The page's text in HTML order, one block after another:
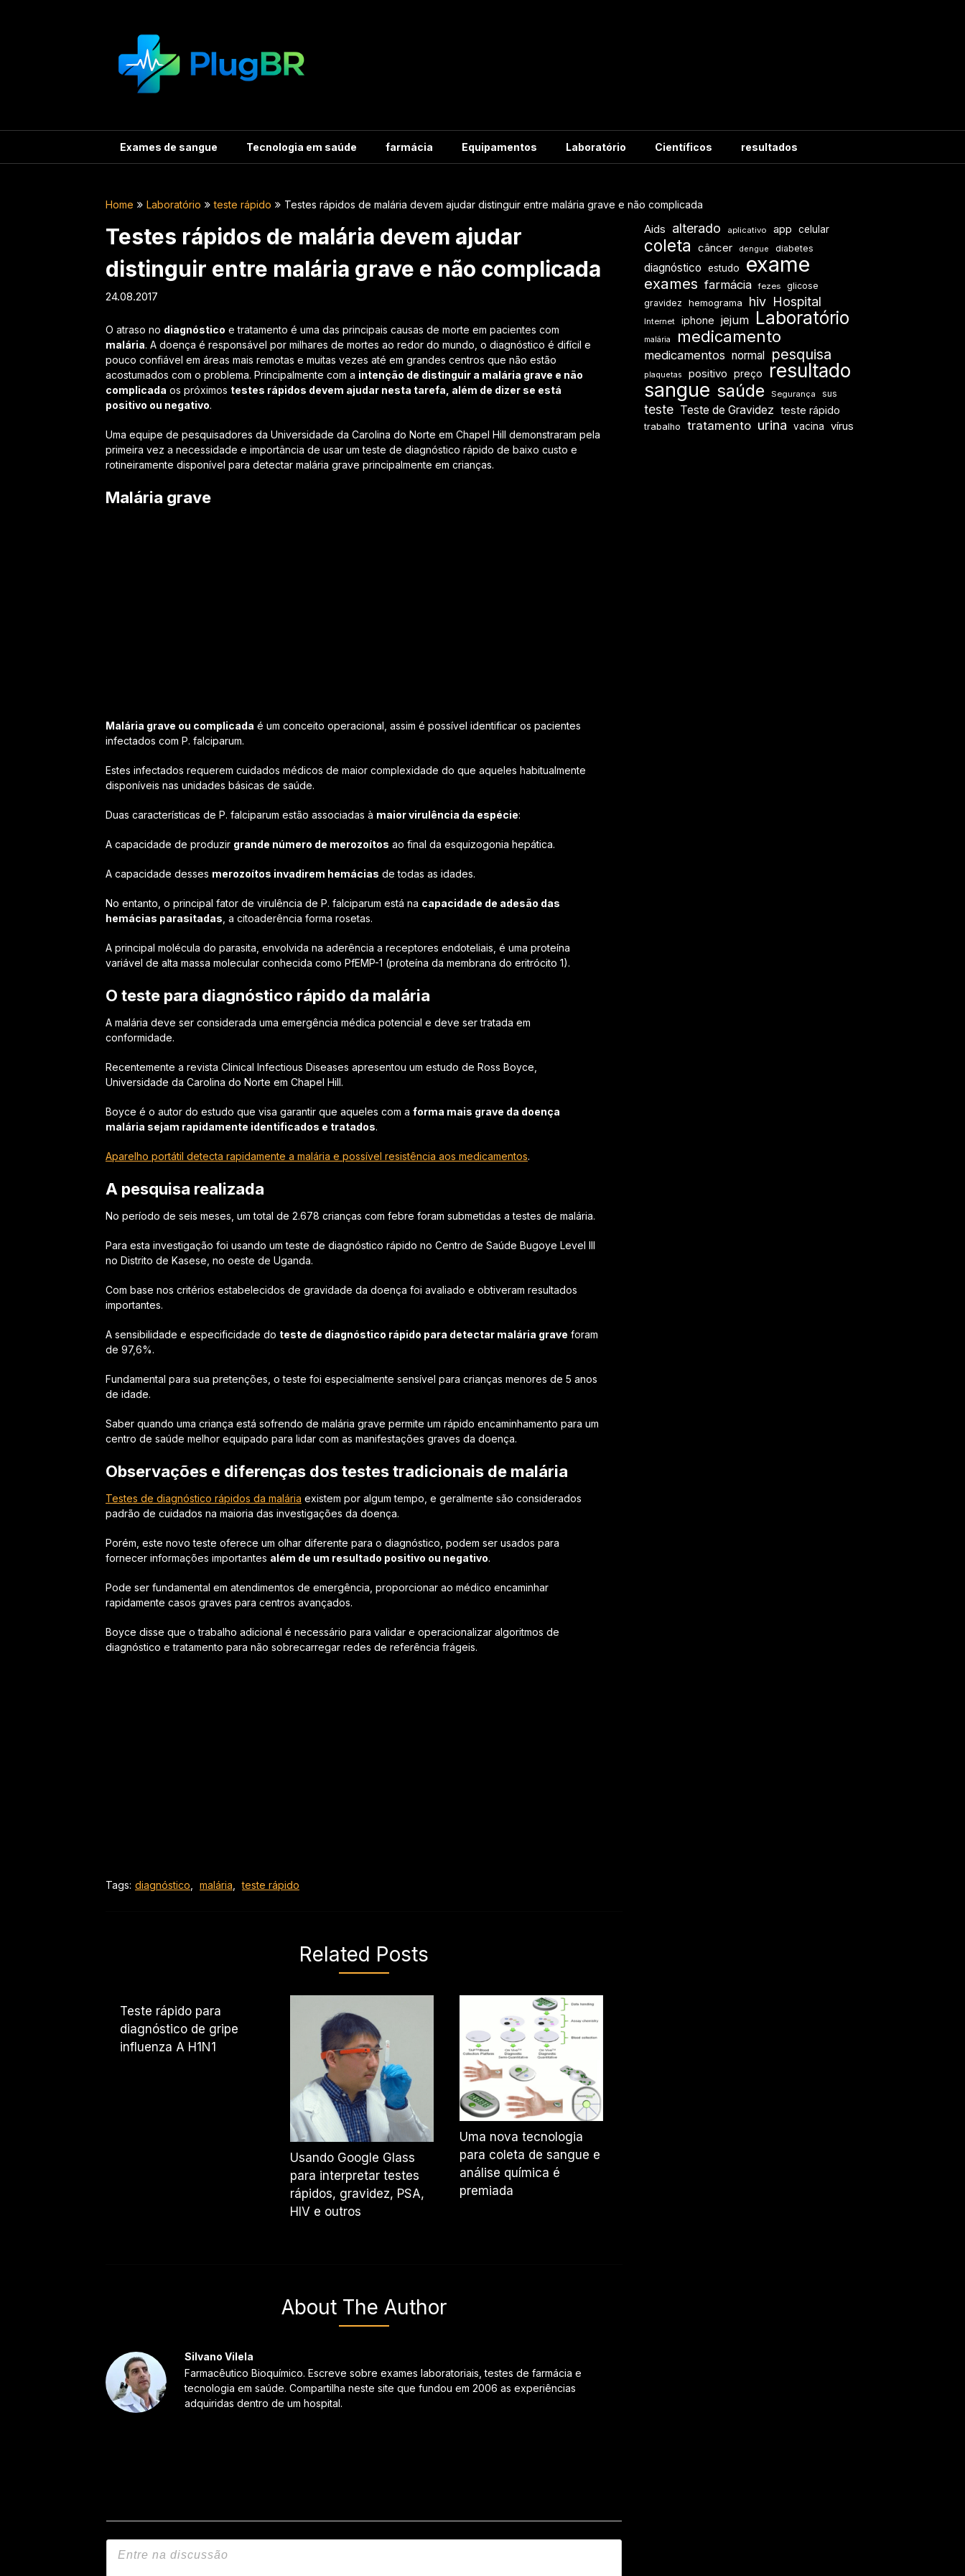
Exames de sangue Tecnologia em saúde farmácia Equipamentos Laboratório Científicos resultados
Home Laboratório teste rápido Testes rápidos de malária devem ajudar distinguir entre malária grave e não complicada
Testes rápidos de malária devem ajudar
distinguir entre malária grave e não complicada
24.08.2017
O atraso no diagnóstico e tratamento é uma das principais causas de morte em pacientes com
malária. A doença é responsável por milhares de mortes ao redor do mundo, o diagnóstico é difícil e
pouco confiável em áreas mais remotas e muitas vezes até em grandes centros que não estão
acostumados com o problema. Principalmente com a intenção de distinguir a malária grave e não
complicada os próximos testes rápidos devem ajudar nesta tarefa, além de dizer se está
positivo ou negativo.
Uma equipe de pesquisadores da Universidade da Carolina do Norte em Chapel Hill demonstraram pela
primeira vez a necessidade e importância de usar um teste de diagnóstico rápido de baixo custo e
rotineiramente disponível para detectar malária grave principalmente em crianças.
Malária grave
Malária grave ou complicada é um conceito operacional, assim é possível identificar os pacientes
infectados com P. falciparum.
Estes infectados requerem cuidados médicos de maior complexidade do que aqueles habitualmente
disponíveis nas unidades básicas de saúde.
Duas características de P. falciparum estão associadas à maior virulência da espécie:
A capacidade de produzir grande número de merozoítos ao final da esquizogonia hepática.
A capacidade desses merozoítos invadirem hemácias de todas as idades.
No entanto, o principal fator de virulência de P. falciparum está na capacidade de adesão das
hemácias parasitadas, a citoaderência forma rosetas.
A principal molécula do parasita, envolvida na aderência a receptores endoteliais, é uma proteína
variável de alta massa molecular conhecida como PfEMP-1 (proteína da membrana do eritrócito 1).
O teste para diagnóstico rápido da malária
A malária deve ser considerada uma emergência médica potencial e deve ser tratada em
conformidade.
Recentemente a revista Clinical Infectious Diseases apresentou um estudo de Ross Boyce,
Universidade da Carolina do Norte em Chapel Hill.
Boyce é o autor do estudo que visa garantir que aqueles com a forma mais grave da doença
malária sejam rapidamente identificados e tratados.
Aparelho portátil detecta rapidamente a malária e possível resistência aos medicamentos.
A pesquisa realizada
No período de seis meses, um total de 2.678 crianças com febre foram submetidas a testes de malária.
Para esta investigação foi usando um teste de diagnóstico rápido no Centro de Saúde Bugoye Level III
no Distrito de Kasese, no oeste de Uganda.
Com base nos critérios estabelecidos de gravidade da doença foi avaliado e obtiveram resultados
importantes.
A sensibilidade e especificidade do teste de diagnóstico rápido para detectar malária grave foram
de 97,6%.
Fundamental para sua pretenções, o teste foi especialmente sensível para crianças menores de 5 anos
de idade.
Saber quando uma criança está sofrendo de malária grave permite um rápido encaminhamento para um
centro de saúde melhor equipado para lidar com as manifestações graves da doença.
Observações e diferenças dos testes tradicionais de malária
Testes de diagnóstico rápidos da malária existem por algum tempo, e geralmente são considerados
padrão de cuidados na maioria das investigações da doença.
Porém, este novo teste oferece um olhar diferente para o diagnóstico, podem ser usados ​​para
fornecer informações importantes além de um resultado positivo ou negativo.
Pode ser fundamental em atendimentos de emergência, proporcionar ao médico encaminhar
rapidamente casos graves para centros avançados.
Boyce disse que o trabalho adicional é necessário para validar e operacionalizar algoritmos de
diagnóstico e tratamento para não sobrecarregar redes de referência frágeis.
Tags: diagnóstico, malária, teste rápido
Related Posts
Teste rápido para
diagnóstico de gripe
influenza A H1N1
Usando Google Glass
para interpretar testes
rápidos, gravidez, PSA,
HIV e outros
Uma nova tecnologia
para coleta de sangue e
análise química é
premiada
About The Author
Silvano Vilela
Farmacêutico Bioquímico. Escreve sobre exames laboratoriais, testes de farmácia e
tecnologia em saúde. Compartilha neste site que fundou em 2006 as experiências
adquiridas dentro de um hospital.
Aids alterado aplicativo app celular
coleta câncer dengue diabetes
diagnóstico estudo exame
exames farmácia fezes
glicose
gravidez
hemograma hiv Hospital
Internet iphone jejum Laboratório
malária medicamento
medicamentos normal pesquisa
plaquetas positivo preço resultado
sangue saúde Segurança sus
teste Teste de Gravidez teste rápido
trabalho tratamento urina vacina vírus